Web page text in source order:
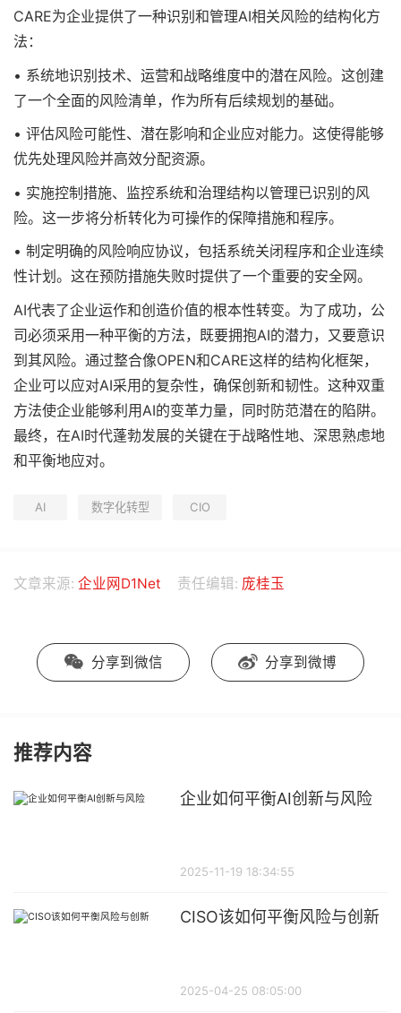
CARE为企业提供了一种识别和管理AI相关风险的结构化方
法：
• 系统地识别技术、运营和战略维度中的潜在风险。这创建
了一个全面的风险清单，作为所有后续规划的基础。
• 评估风险可能性、潜在影响和企业应对能力。这使得能够
优先处理风险并高效分配资源。
• 实施控制措施、监控系统和治理结构以管理已识别的风
险。这一步将分析转化为可操作的保障措施和程序。
• 制定明确的风险响应协议，包括系统关闭程序和企业连续
性计划。这在预防措施失败时提供了一个重要的安全网。
AI代表了企业运作和创造价值的根本性转变。为了成功，公
司必须采用一种平衡的方法，既要拥抱AI的潜力，又要意识
到其风险。通过整合像OPEN和CARE这样的结构化框架，
企业可以应对AI采用的复杂性，确保创新和韧性。这种双重
方法使企业能够利用AI的变革力量，同时防范潜在的陷阱。
最终，在AI时代蓬勃发展的关键在于战略性地、深思熟虑地
和平衡地应对。
AI 数字化转型 CIO
文章来源: 企业网D1Net 责任编辑: 庞桂玉
分享到微信 分享到微博
推荐内容
企业如何平衡AI创新与风险
2025-11-19 18:34:55
CISO该如何平衡风险与创新​
2025-04-25 08:05:00